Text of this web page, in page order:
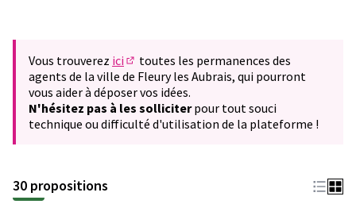
Vous trouverez ici
(S'ouvre dans un nouvel onglet)
toutes les permanences des
agents de la ville de Fleury les Aubrais, qui pourront
vous aider à déposer vos idées.
N'hésitez pas à les solliciterpour tout souci
technique ou difficulté d'utilisation de la plateforme !
30 propositions